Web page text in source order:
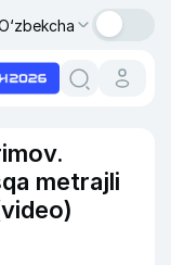
metrajli